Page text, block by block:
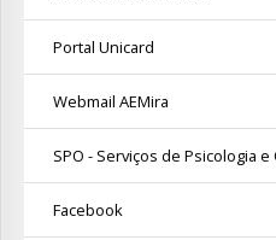
Portal Unicard
Webmail AEMira
SPO - Serviços de Psicologia
Facebook